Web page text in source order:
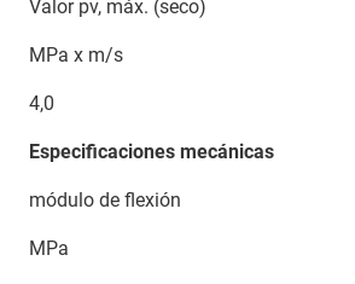
Valor pv, máx. (seco)
MPa x m/s
4,0
Especificaciones mecánicas
módulo de flexión
MPa